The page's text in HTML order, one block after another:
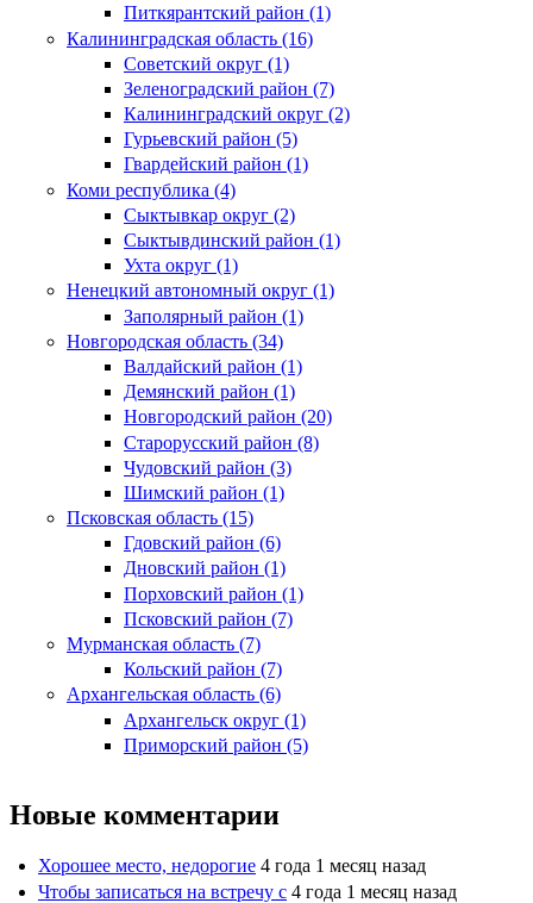
Питкярантский район (1)
Калининградская область (16)
Советский округ (1)
Зеленоградский район (7)
Калининградский округ (2)
Гурьевский район (5)
Гвардейский район (1)
Коми республика (4)
Сыктывкар округ (2)
Сыктывдинский район (1)
Ухта округ (1)
Ненецкий автономный округ (1)
Заполярный район (1)
Новгородская область (34)
Валдайский район (1)
Демянский район (1)
Новгородский район (20)
Старорусский район (8)
Чудовский район (3)
Шимский район (1)
Псковская область (15)
Гдовский район (6)
Дновский район (1)
Порховский район (1)
Псковский район (7)
Мурманская область (7)
Кольский район (7)
Архангельская область (6)
Архангельск округ (1)
Приморский район (5)
Новые комментарии
Хорошее место, недорогие 4 года 1 месяц назад
Чтобы записаться на встречу с 4 года 1 месяц назад